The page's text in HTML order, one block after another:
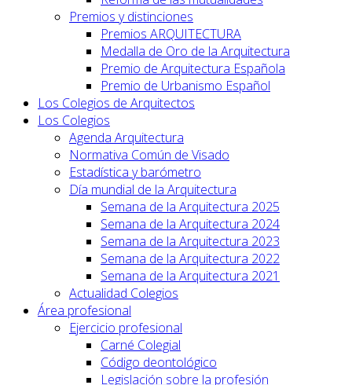
Premios y distinciones
Premios ARQUITECTURA
Medalla de Oro de la Arquitectura
Premio de Arquitectura Española
Premio de Urbanismo Español
Los Colegios de Arquitectos
Los Colegios
Agenda Arquitectura
Normativa Común de Visado
Estadística y barómetro
Día mundial de la Arquitectura
Semana de la Arquitectura 2025
Semana de la Arquitectura 2024
Semana de la Arquitectura 2023
Semana de la Arquitectura 2022
Semana de la Arquitectura 2021
Actualidad Colegios
Área profesional
Ejercicio profesional
Carné Colegial
Código deontológico
Legislación sobre la profesión